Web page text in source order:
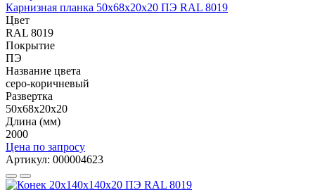
Карнизная планка 50х68х20х20 ПЭ RAL 8019
Цвет
RAL 8019
Покрытие
ПЭ
Название цвета
серо-коричневый
Развертка
50х68х20х20
Длина (мм)
2000
Цена по запросу
Артикул: 000004623